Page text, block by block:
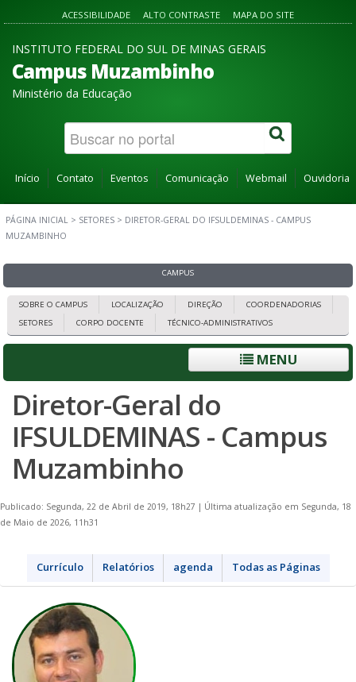
ACESSIBILIDADE ALTO CONTRASTE MAPA DO SITE
INSTITUTO FEDERAL DO SUL DE MINAS GERAIS
Campus Muzambinho
Ministério da Educação
Início Contato Eventos Comunicação Webmail Ouvidoria
PÁGINA INICIAL > SETORES > DIRETOR-GERAL DO IFSULDEMINAS - CAMPUS
MUZAMBINHO
CAMPUS
SOBRE O CAMPUS LOCALIZAÇÃO DIREÇÃO
COORDENADORIAS
SETORES
CORPO DOCENTE TÉCNICO-ADMINISTRATIVOS
MENU
Diretor-Geral do
IFSULDEMINAS - Campus
Muzambinho
Publicado: Segunda, 22 de Abril de 2019, 18h27 | Última atualização em Segunda, 18
de Maio de 2026, 11h31
Currículo Relatórios agenda Todas as Páginas